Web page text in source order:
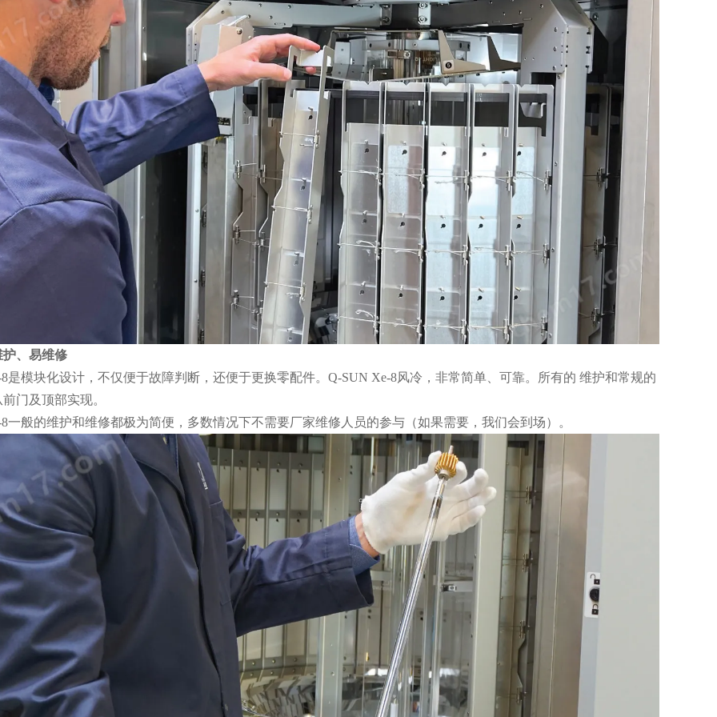
、易维修
是模块化设计，不仅便于故障判断，还便于更换零配件。Q-SUN Xe-8风冷，非常简单、可靠。所有的 维护和常规的
门及顶部实现。
一般的维护和维修都极为简便，多数情况下不需要厂家维修人员的参与（如果需要，我们会到场）。